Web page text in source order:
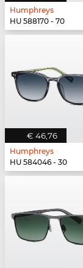
Humphreys
HU 588170 - 70
€ 46,76
Humphreys
HU 584046 - 30